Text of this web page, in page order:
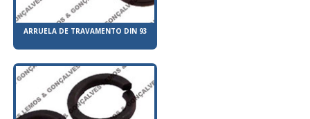
ARRUELA DE TRAVAMENTO DIN 93